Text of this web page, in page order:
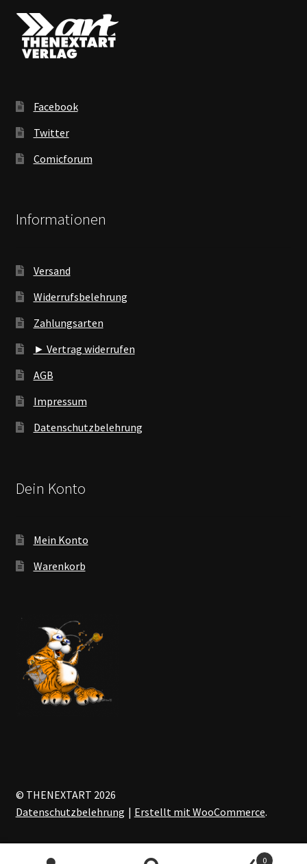
Facebook
Twitter
Comicforum
Informationen
Versand
Widerrufsbelehrung
Zahlungsarten
► Vertrag widerrufen
AGB
Impressum
Datenschutzbelehrung
Dein Konto
Mein Konto
Warenkorb
© THENEXTART 2026
Datenschutzbelehrung
Erstellt mit WooCommerce.
0